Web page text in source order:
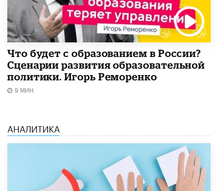
Что будет с образованием в России?
Сценарии развития образовательной
политики. Игорь Реморенко
9 МИН.
АНАЛИТИКА